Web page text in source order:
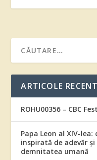
ARTICOLE
ROHU00356 – CBC
Papa Leon al XIV-
inspirată de adevăr
demnitatea umană